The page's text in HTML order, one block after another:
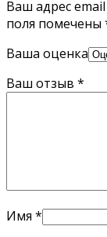
Ваш адрес
поля помечены
Ваша оценка
Ваш отзыв *
Имя *